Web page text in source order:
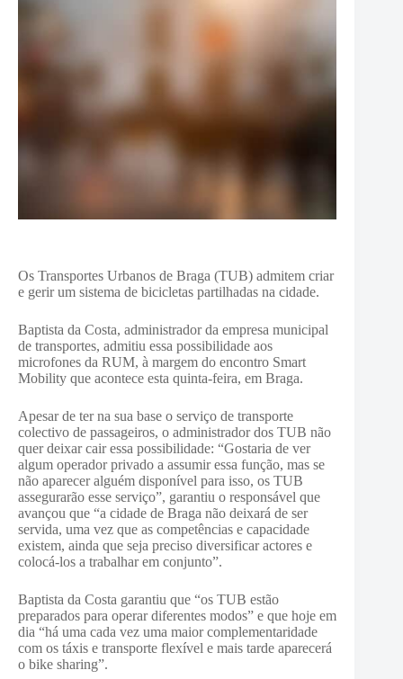
Os Transportes Urbanos de Braga (TUB) admitem criar
e gerir um sistema de bicicletas partilhadas na cidade.
Baptista da Costa, administrador da empresa municipal
de transportes, admitiu essa possibilidade aos
microfones da RUM, à margem do encontro Smart
Mobility que acontece esta quinta-feira, em Braga.
Apesar de ter na sua base o serviço de transporte
colectivo de passageiros, o administrador dos TUB não
quer deixar cair essa possibilidade: “Gostaria de ver
algum operador privado a assumir essa função, mas se
não aparecer alguém disponível para isso, os TUB
assegurarão esse serviço”, garantiu o responsável que
avançou que “a cidade de Braga não deixará de ser
servida, uma vez que as competências e capacidade
existem, ainda que seja preciso diversificar actores e
colocá-los a trabalhar em conjunto”.
Baptista da Costa garantiu que “os TUB estão
preparados para operar diferentes modos” e que hoje em
dia “há uma cada vez uma maior complementaridade
com os táxis e transporte flexível e mais tarde aparecerá
o bike sharing”.